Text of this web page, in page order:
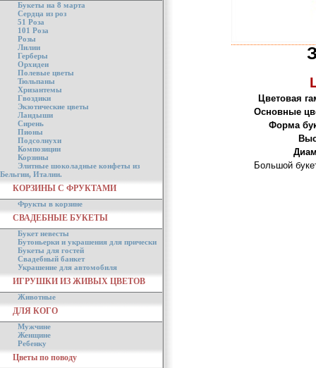
Букеты на 8 марта
Сердца из роз
51 Роза
101 Роза
Розы
Лилии
Герберы
Орхидеи
Полевые цветы
Тюльпаны
Хризантемы
Гвоздики
Экзотические цветы
Ландыши
Сирень
Пионы
Подсолнухи
Композиции
Корзины
Элитные шоколадные конфеты из
Бельгии, Италии.
КОРЗИНЫ С ФРУКТАМИ
Фрукты в корзине
СВАДЕБНЫЕ БУКЕТЫ
Букет невесты
Бутоньерки и украшения для прически
Букеты для гостей
Свадебный банкет
Украшение для автомобиля
ИГРУШКИ ИЗ ЖИВЫХ ЦВЕТОВ
Животные
ДЛЯ КОГО
Мужчине
Женщине
Ребенку
Цветы по поводу
Цветовая
Основные
Форма
Большой